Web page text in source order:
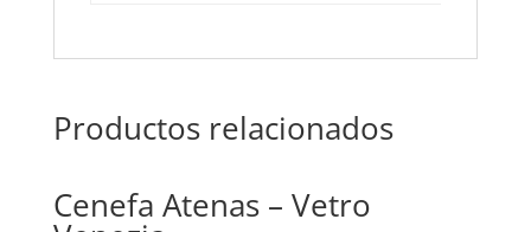
Productos relacionados
Cenefa Atenas – Vetro